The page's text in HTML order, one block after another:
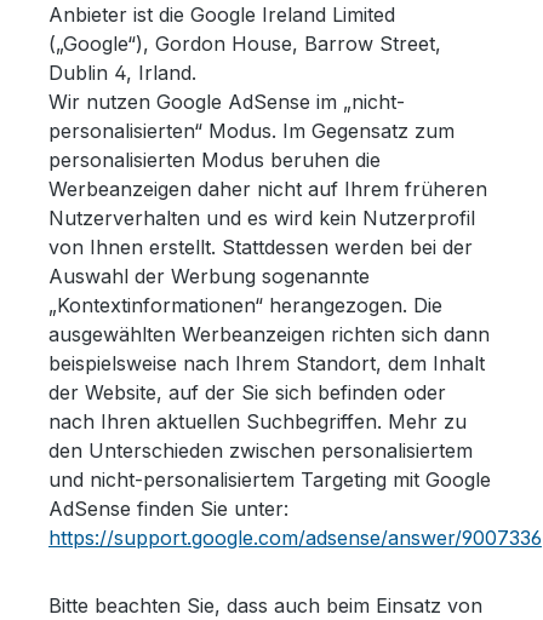
Anbieter ist die Google Ireland Limited
(„Google“), Gordon House, Barrow Street,
Dublin 4, Irland.
Wir nutzen Google AdSense im „nicht-
personalisierten“ Modus. Im Gegensatz zum
personalisierten Modus beruhen die
Werbeanzeigen daher nicht auf Ihrem früheren
Nutzerverhalten und es wird kein Nutzerprofil
von Ihnen erstellt. Stattdessen werden bei der
Auswahl der Werbung sogenannte
„Kontextinformationen“ herangezogen. Die
ausgewählten Werbeanzeigen richten sich dann
beispielsweise nach Ihrem Standort, dem Inhalt
der Website, auf der Sie sich befinden oder
nach Ihren aktuellen Suchbegriffen. Mehr zu
den Unterschieden zwischen personalisiertem
und nicht-personalisiertem Targeting mit Google
AdSense finden Sie unter:
https://support.google.com/adsense/answer/9007336
Bitte beachten Sie, dass auch beim Einsatz von